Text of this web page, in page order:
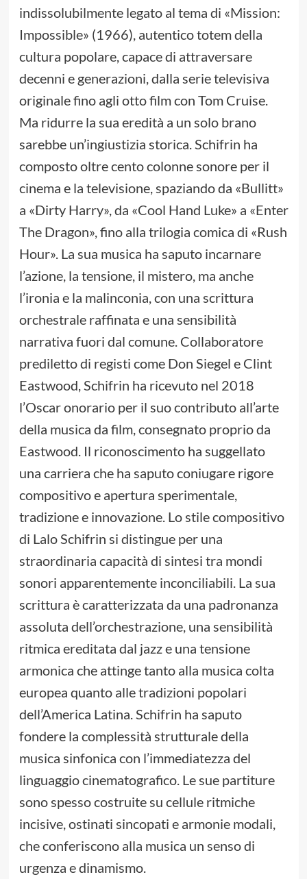
indissolubilmente legato al tema di «Mission:
Impossible» (1966), autentico totem della
cultura popolare, capace di attraversare
decenni e generazioni, dalla serie televisiva
originale fino agli otto film con Tom Cruise.
Ma ridurre la sua eredità a un solo brano
sarebbe un’ingiustizia storica. Schifrin ha
composto oltre cento colonne sonore per il
cinema e la televisione, spaziando da «Bullitt»
a «Dirty Harry», da «Cool Hand Luke» a «Enter
The Dragon», fino alla trilogia comica di «Rush
Hour». La sua musica ha saputo incarnare
l’azione, la tensione, il mistero, ma anche
l’ironia e la malinconia, con una scrittura
orchestrale raffinata e una sensibilità
narrativa fuori dal comune. Collaboratore
prediletto di registi come Don Siegel e Clint
Eastwood, Schifrin ha ricevuto nel 2018
l’Oscar onorario per il suo contributo all’arte
della musica da film, consegnato proprio da
Eastwood. Il riconoscimento ha suggellato
una carriera che ha saputo coniugare rigore
compositivo e apertura sperimentale,
tradizione e innovazione. Lo stile compositivo
di Lalo Schifrin si distingue per una
straordinaria capacità di sintesi tra mondi
sonori apparentemente inconciliabili. La sua
scrittura è caratterizzata da una padronanza
assoluta dell’orchestrazione, una sensibilità
ritmica ereditata dal jazz e una tensione
armonica che attinge tanto alla musica colta
europea quanto alle tradizioni popolari
dell’America Latina. Schifrin ha saputo
fondere la complessità strutturale della
musica sinfonica con l’immediatezza del
linguaggio cinematografico. Le sue partiture
sono spesso costruite su cellule ritmiche
incisive, ostinati sincopati e armonie modali,
che conferiscono alla musica un senso di
urgenza e dinamismo.